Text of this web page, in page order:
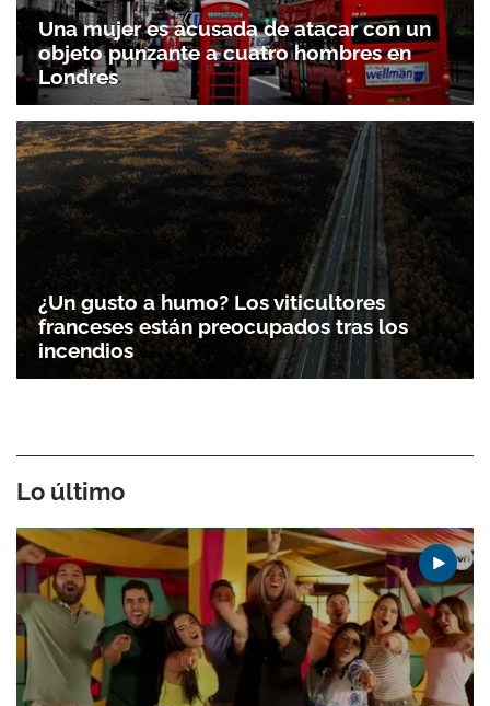
Una mujer es acusada de atacar con un
objeto punzante a cuatro hombres en
Londres
¿Un gusto a humo? Los viticultores
franceses están preocupados tras los
incendios
Lo último